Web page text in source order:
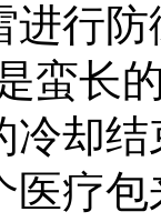
进行
蛮长
冷却
医疗